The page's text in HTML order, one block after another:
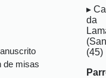
de misas
da
(45)